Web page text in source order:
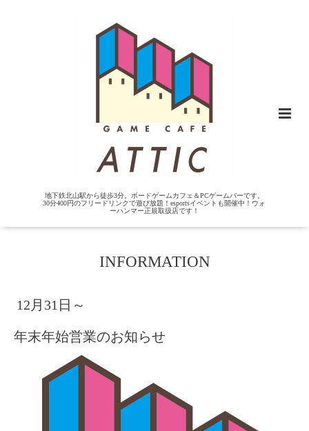
地下鉄北山駅から徒歩3分。ボードゲームカフェ＆PCゲームバーです。
30分400円のフリードリンクで遊び放題！esportsイベントも開催中！ウォ
ーハンマー正規取扱店です！
INFORMATION
12月31日～
年末年始営業のお知らせ